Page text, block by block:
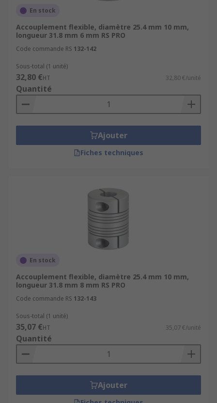
En stock
Accouplement flexible, diamètre 25.4 mm 10 mm,
longueur 31.8 mm 6 mm RS PRO
Code commande RS 132-142
Sous-total (1 unité)
32,80 €HT 32,80 €/unité
Quantité
Ajouter
Fiches techniques
En stock
Accouplement flexible, diamètre 25.4 mm 10 mm,
longueur 31.8 mm 8 mm RS PRO
Code commande RS 132-143
Sous-total (1 unité)
35,07 €HT 35,07 €/unité
Quantité
Ajouter